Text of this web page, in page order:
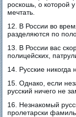
роскошь, о которой
мечтать.
12. В России во
разделяются по
13. В России вас
полицейских,
14. Русские никогда
15. Однако, если
русский ничего не
16. Незнакомый
пролетарски